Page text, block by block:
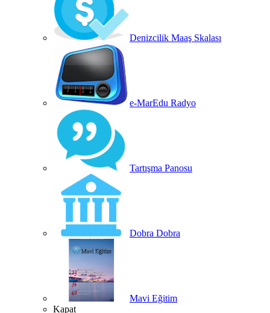
Denizcilik Maaş Skalası
e-MarEdu Radyo
Tartışma Panosu
Dobra Dobra
Mavi Eğitim
Kapat